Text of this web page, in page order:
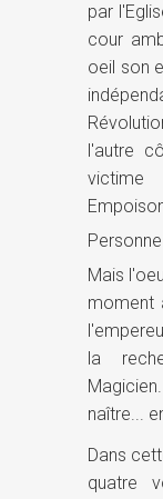
par
cour
oeil son
l'autre
Mais
moment
la
naître...
Dans
quatre